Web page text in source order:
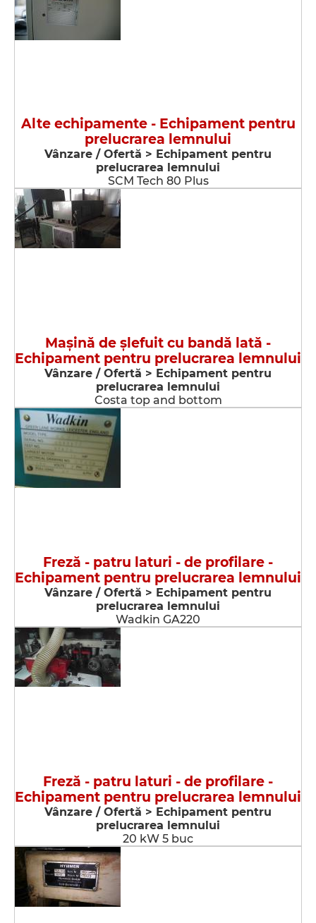
Alte echipamente - Echipament pentru
prelucrarea lemnului
Vânzare / Ofertă > Echipament pentru
prelucrarea lemnului
SCM Tech 80 Plus
Maşină de şlefuit cu bandă lată -
Echipament pentru prelucrarea lemnului
Vânzare / Ofertă > Echipament pentru
prelucrarea lemnului
Costa top and bottom
Freză - patru laturi - de profilare -
Echipament pentru prelucrarea lemnului
Vânzare / Ofertă > Echipament pentru
prelucrarea lemnului
Wadkin GA220
Freză - patru laturi - de profilare -
Echipament pentru prelucrarea lemnului
Vânzare / Ofertă > Echipament pentru
prelucrarea lemnului
20 kW 5 buc